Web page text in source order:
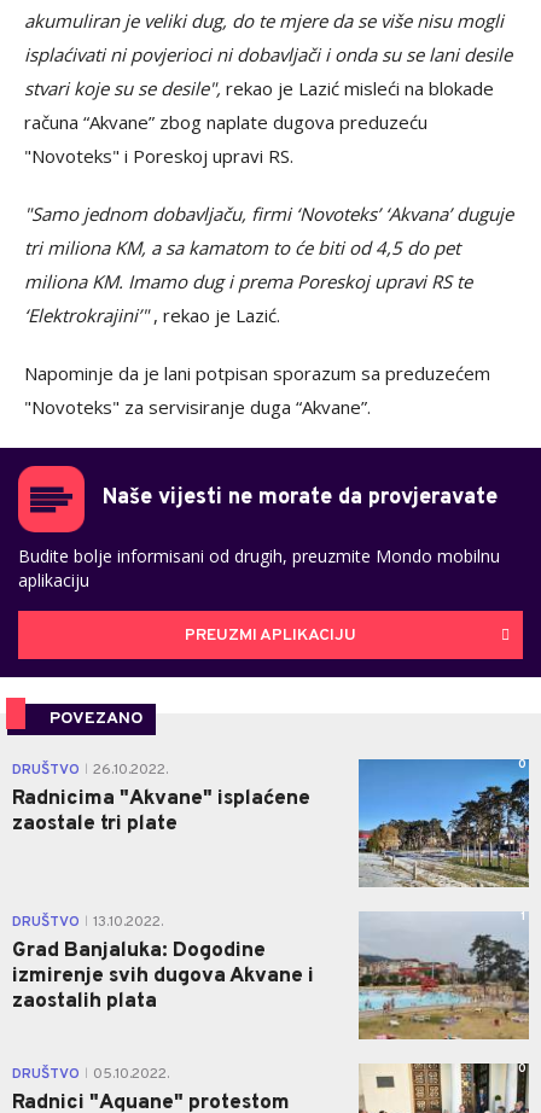
akumuliran je veliki dug, do te mjere da se više nisu mogli
isplaćivati ni povjerioci ni dobavljači i onda su se lani desile
stvari koje su se desile", rekao je Lazić misleći na blokade
računa “Akvane” zbog naplate dugova preduzeću
"Novoteks" i Poreskoj upravi RS.
"Samo jednom dobavljaču, firmi ‘Novoteks’ ‘Akvana’ duguje
tri miliona KM, a sa kamatom to će biti od 4,5 do pet
miliona KM. Imamo dug i prema Poreskoj upravi RS te
‘Elektrokrajini’", rekao je Lazić.
Napominje da je lani potpisan sporazum sa preduzećem
"Novoteks" za servisiranje duga “Akvane”.
Naše vijesti ne morate da provjeravate
Budite bolje informisani od drugih, preuzmite Mondo mobilnu
aplikaciju
PREUZMI APLIKACIJU
POVEZANO
DRUŠTVO 26.10.2022.
Radnicima "Akvane" isplaćene
zaostale tri plate
0
DRUŠTVO 13.10.2022.
Grad Banjaluka: Dogodine
izmirenje svih dugova Akvane i
zaostalih plata
1
DRUŠTVO 05.10.2022.
Radnici "Aquane" protestom
0